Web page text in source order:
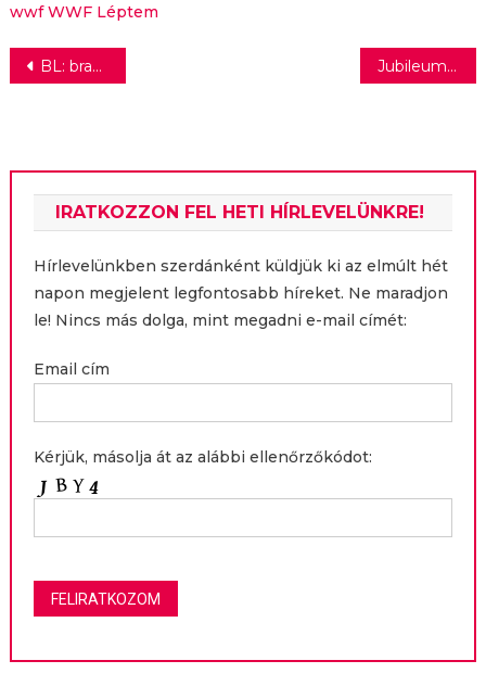
wwf WWF Léptem
Bejegyzés
BL: bravúros Fradi-győzelem Pozsonyban Jubileumi versenyét indítja a hétvégén a Tiszai PET Kupa
IRATKOZZON FEL HETI HÍRLEVELÜNKRE!
Hírlevelünkben szerdánként küldjük ki az elmúlt hét
napon megjelent legfontosabb híreket. Ne maradjon
le! Nincs más dolga, mint megadni e-mail címét:
Email cím
Kérjük, másolja át az alábbi ellenőrzőkódot: